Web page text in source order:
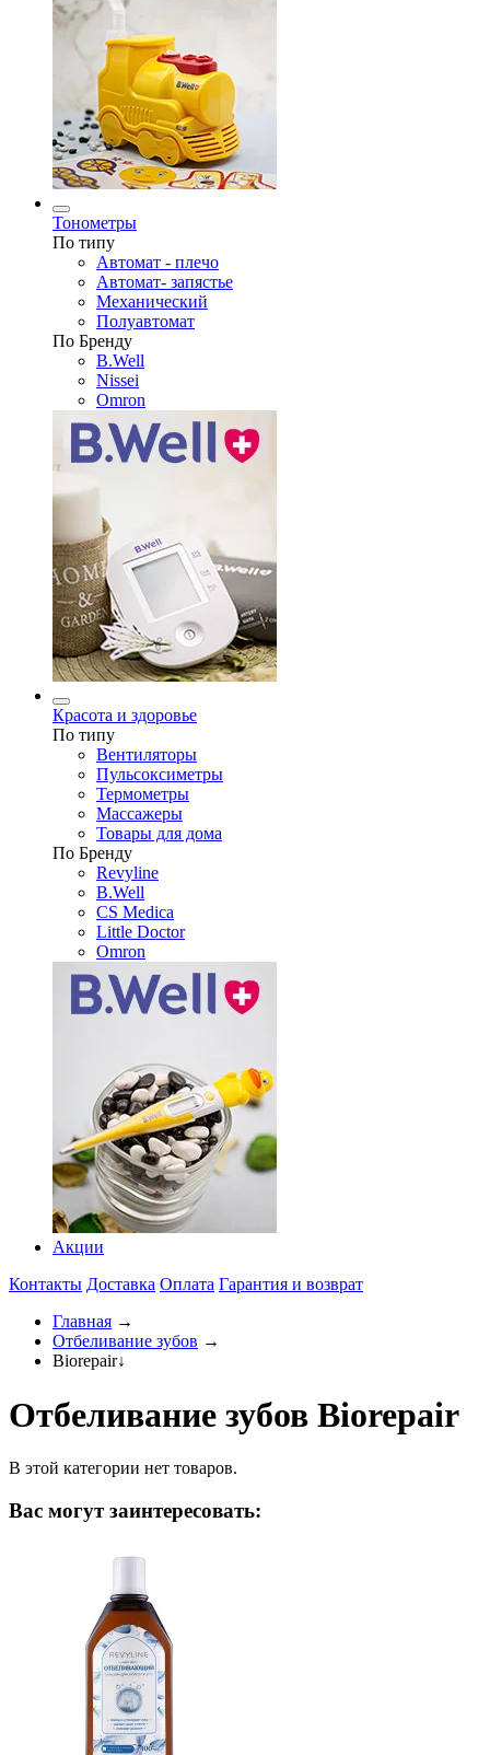
Тонометры
По типу
Автомат - плечо
Автомат- запястье
Механический
Полуавтомат
По Бренду
B.Well
Nissei
Omron
Красота и здоровье
По типу
Вентиляторы
Пульсоксиметры
Термометры
Массажеры
Товары для дома
По Бренду
Revyline
B.Well
CS Medica
Little Doctor
Omron
Акции
Контакты Доставка Оплата Гарантия и возврат
Главная →
Отбеливание зубов →
Biorepair↓
Отбеливание зубов Biorepair
В этой категории нет товаров.
Вас могут заинтересовать: